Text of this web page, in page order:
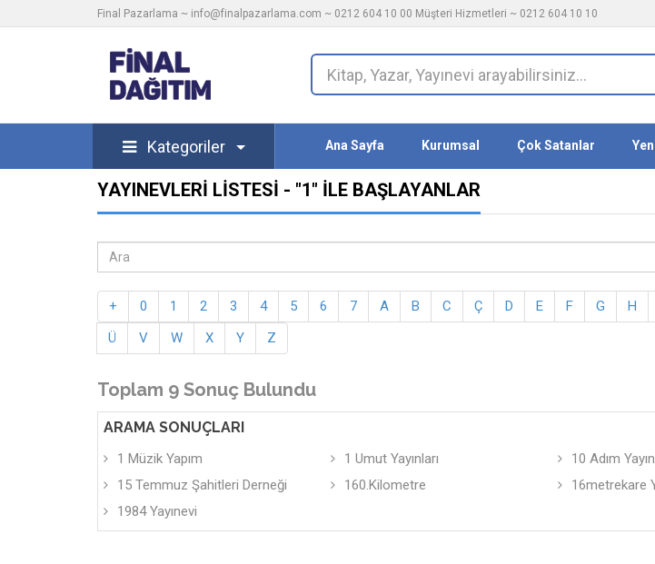
Final Pazarlama ~ info@finalpazarlama.com ~ 0212 604 10 00 Müşteri Hizmetleri ~ 0212 604 10 10
Kategoriler Ana Sayfa Kurumsal Çok Satanlar
YAYINEVLERI LISTESI - "1" ILE BAŞLAYANLAR
+ 0 1 2 3 4 5 6 7 A B C Ç D E F G H
Ü
V W X Y Z
Toplam 9 Sonuç Bulundu
ARAMA SONUÇLARI
1 Müzik Yapım 1 Umut Yayınları 10 Adım
15 Temmuz Şahitleri Derneği
160.Kilometre 16metrekare
1984 Yayınevi